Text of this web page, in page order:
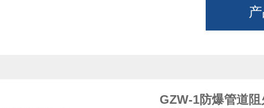
GZW-1防爆管道阻